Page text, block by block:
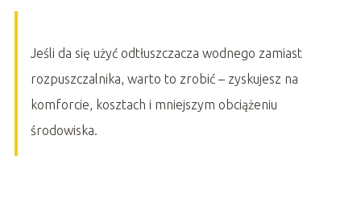
Jeśli da się użyć odtłuszczacza wodnego zamiast
rozpuszczalnika, warto to zrobić – zyskujesz na
komforcie, kosztach i mniejszym obciążeniu
środowiska.